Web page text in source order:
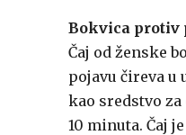
Bokvica protiv
Čaj od ženske
pojavu čireva u
kao sredstvo
10 minuta. Čaj